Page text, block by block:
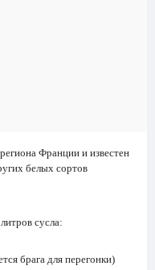
Франции и известен
белых сортов
сусла:
брага для перегонки)